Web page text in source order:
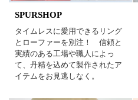
SPURSHOP
タイムレスに愛用できるリング
とローファーを別注！ 信頼と
実績のある工場や職人によっ
て、丹精を込めて製作されたア
イテムをお見逃しなく。